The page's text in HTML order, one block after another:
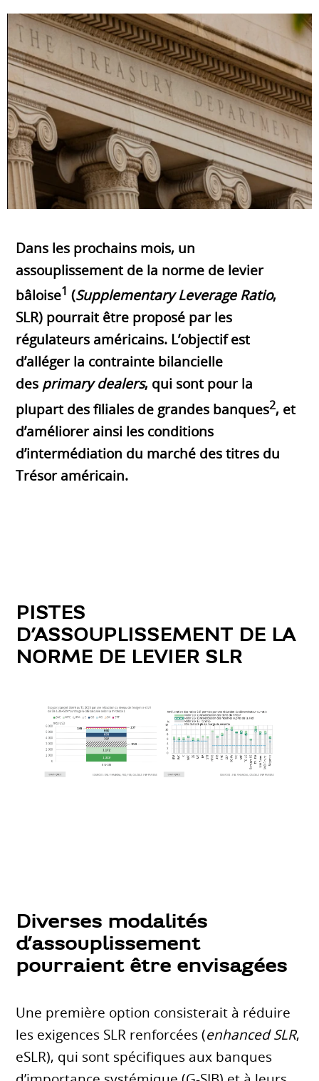
Dans les prochains mois, un
assouplissement de la norme de levier
bâloise1 (Supplementary Leverage Ratio,
SLR) pourrait être proposé par les
régulateurs américains. L’objectif est
d’alléger la contrainte bilancielle
des primary dealers, qui sont pour la
plupart des filiales de grandes banques2, et
d’améliorer ainsi les conditions
d’intermédiation du marché des titres du
Trésor américain.
PISTES
D’ASSOUPLISSEMENT DE LA
NORME DE LEVIER SLR
Diverses modalités
d’assouplissement
pourraient être envisagées
Une première option consisterait à réduire
les exigences SLR renforcées (enhanced SLR,
eSLR), qui sont spécifiques aux banques